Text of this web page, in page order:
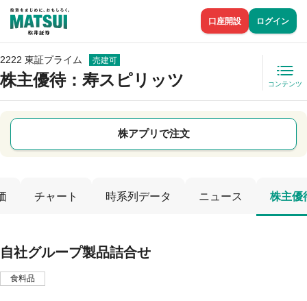
口座開設 ログイン
2222 東証プライム 売建可
株主優待：寿スピリッツ コンテンツ
株アプリで注文
チャート 時系列データ ニュース 株主優
自社グループ製品詰合せ
食料品